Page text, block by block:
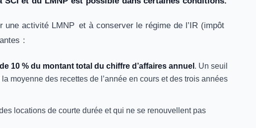
activité LMNP et à conserver le régime de l’IR (impôt
:
10 % du montant total du chiffre d’affaires annuel . Un seuil
moyenne des recettes de l’année en cours et des trois années
locations de courte durée et qui ne se renouvellent pas